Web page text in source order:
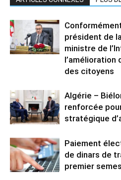
président de
ministre de
l’amélioration
des citoyens
Algérie –
renforcée
stratégique
Paiement
de dinars de
premier